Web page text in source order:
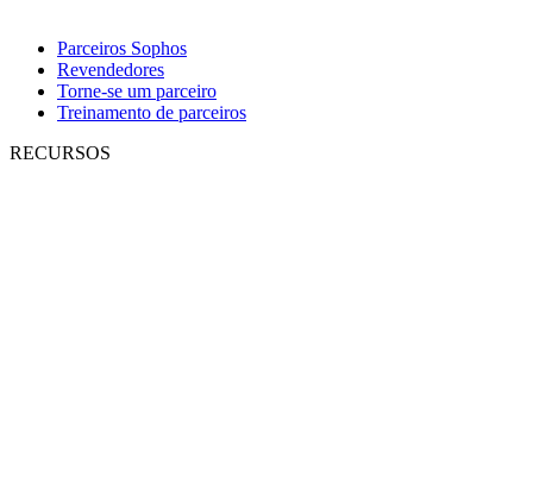
Parceiros Sophos
Revendedores
Torne-se um parceiro
Treinamento de parceiros
RECURSOS